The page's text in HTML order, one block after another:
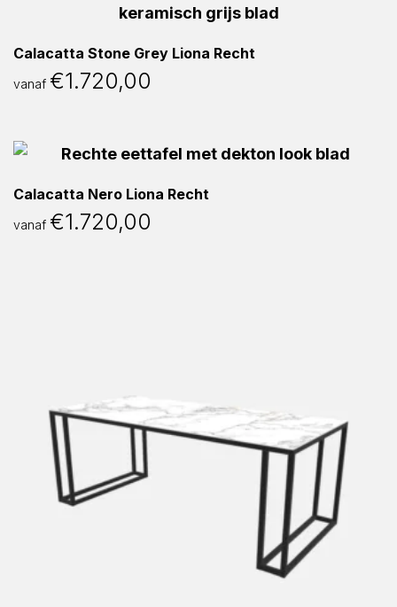
Calacatta Stone Grey Liona Recht
vanaf €1.720,00
Calacatta Nero Liona Recht
vanaf €1.720,00